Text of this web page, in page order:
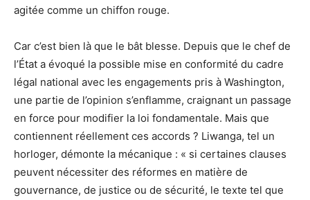
agitée comme un chiffon rouge.
Car c’est bien là que le bât blesse. Depuis que le chef de
l’État a évoqué la possible mise en conformité du cadre
légal national avec les engagements pris à Washington,
une partie de l’opinion s’enflamme, craignant un passage
en force pour modifier la loi fondamentale. Mais que
contiennent réellement ces accords ? Liwanga, tel un
horloger, démonte la mécanique : « si certaines clauses
peuvent nécessiter des réformes en matière de
gouvernance, de justice ou de sécurité, le texte tel que